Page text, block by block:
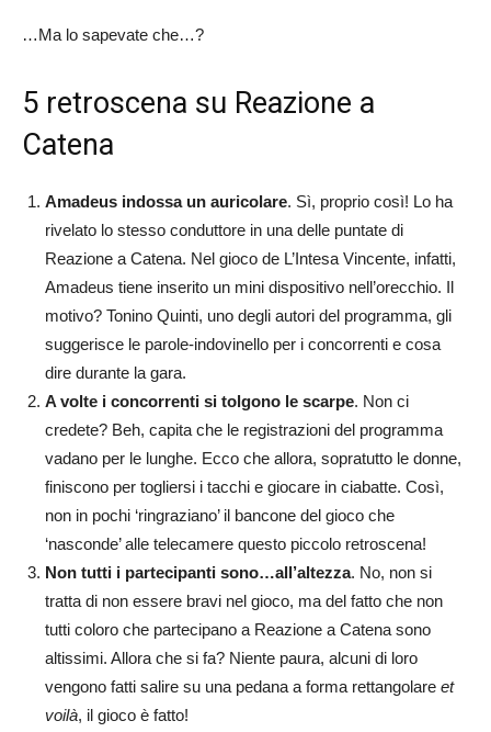
…Ma lo sapevate che…?
5 retroscena su Reazione a
Catena
Amadeus indossa un auricolare. Sì, proprio così! Lo ha
rivelato lo stesso conduttore in una delle puntate di
Reazione a Catena. Nel gioco de L’Intesa Vincente, infatti,
Amadeus tiene inserito un mini dispositivo nell’orecchio. Il
motivo? Tonino Quinti, uno degli autori del programma, gli
suggerisce le parole-indovinello per i concorrenti e cosa
dire durante la gara.
A volte i concorrenti si tolgono le scarpe. Non ci
credete? Beh, capita che le registrazioni del programma
vadano per le lunghe. Ecco che allora, sopratutto le donne,
finiscono per togliersi i tacchi e giocare in ciabatte. Così,
non in pochi ‘ringraziano’ il bancone del gioco che
‘nasconde’ alle telecamere questo piccolo retroscena!
Non tutti i partecipanti sono…all’altezza. No, non si
tratta di non essere bravi nel gioco, ma del fatto che non
tutti coloro che partecipano a Reazione a Catena sono
altissimi. Allora che si fa? Niente paura, alcuni di loro
vengono fatti salire su una pedana a forma rettangolare et
voilà, il gioco è fatto!